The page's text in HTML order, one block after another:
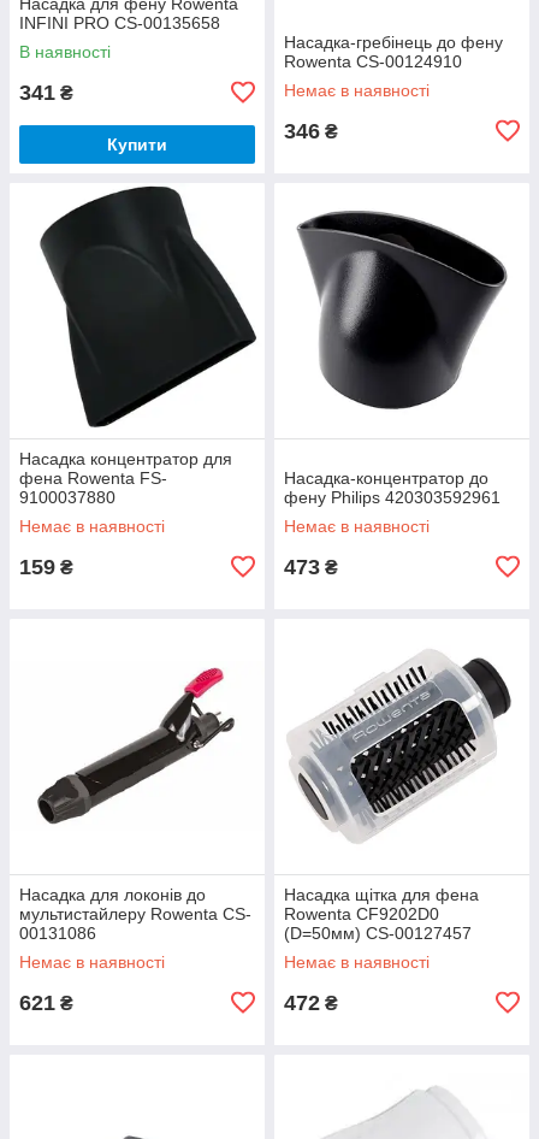
INFINI PRO CS-00135658
В наявності
341 ₴
Купити
Насадка-гребінець до фену
Rowenta CS-00124910
Немає в наявності
346 ₴
Насадка концентратор для
фена Rowenta FS-
9100037880
Немає в наявності
159 ₴
Насадка-концентратор до
фену Philips 420303592961
Немає в наявності
473 ₴
Насадка для локонів до
мультистайлеру Rowenta CS-
00131086
Немає в наявності
621 ₴
Насадка щітка для фена
Rowenta CF9202D0
(D=50мм) CS-00127457
Немає в наявності
472 ₴